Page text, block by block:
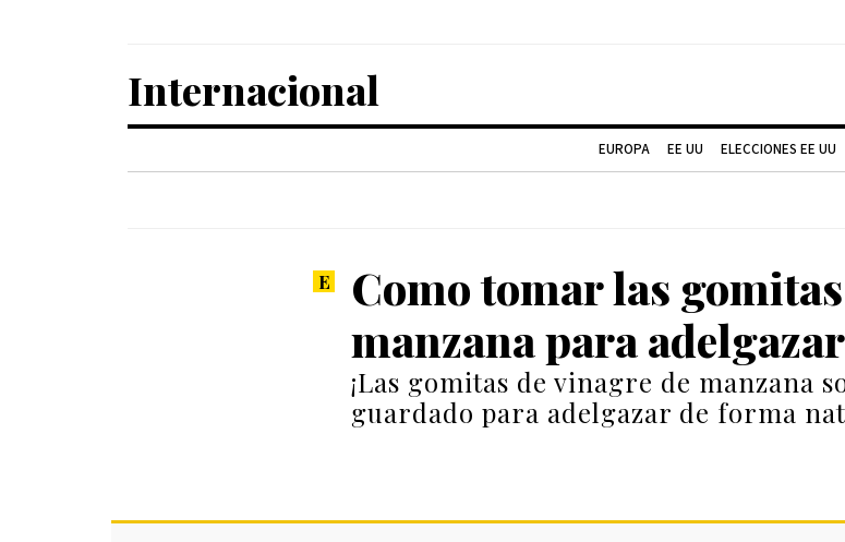
Internacional
EUROPA EE UU ELECCIONES EE UU
Como tomar las
manzana para adelgazar
¡Las gomitas de vinagre de manzana
guardado para adelgazar de forma